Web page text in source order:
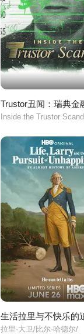
拉里·大卫/比尔·哈德尔/